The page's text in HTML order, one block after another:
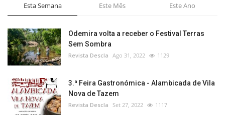
Esta Semana Este Mês Este Ano
Odemira volta a receber o Festival Terras
Sem Sombra
Revista Descla Ago 31, 2022 1129
3.ª Feira Gastronómica - Alambicada de Vila
Nova de Tazem
Revista Descla Set 27, 2022 1117